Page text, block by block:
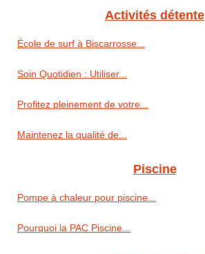
Activités détente
École de surf à Biscarrosse...
Soin Quotidien : Utiliser...
Profitez pleinement de votre...
Maintenez la qualité de...
Piscine
Pompe à chaleur pour piscine...
Pourquoi la PAC Piscine...